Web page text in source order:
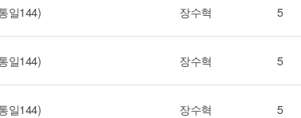
일144) 장수혁 5
일144) 장수혁 5
일144) 장수혁 5